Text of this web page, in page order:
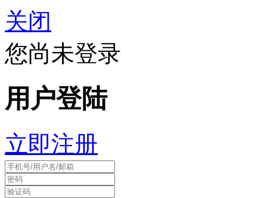
关闭
您尚未登录
用户登陆
立即注册